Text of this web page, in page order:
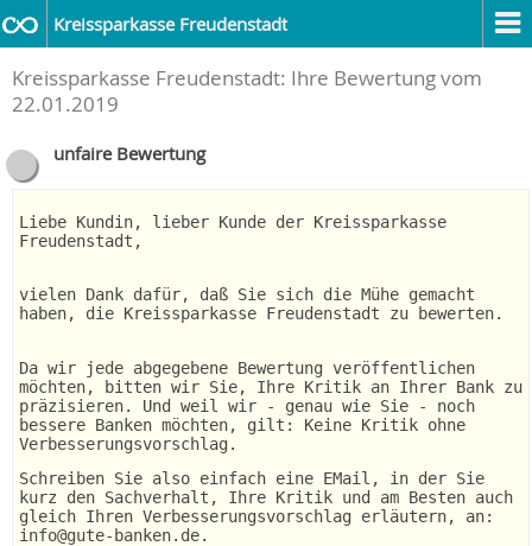
Kreissparkasse Freudenstadt
Kreissparkasse Freudenstadt: Ihre Bewertung vom
22.01.2019
unfaire Bewertung
Liebe Kundin, lieber Kunde der Kreissparkasse
Freudenstadt,
vielen Dank dafür, daß Sie sich die Mühe gemacht
haben, die Kreissparkasse Freudenstadt zu bewerten.
Da wir jede abgegebene Bewertung veröffentlichen
möchten, bitten wir Sie, Ihre Kritik an Ihrer Bank zu
präzisieren. Und weil wir - genau wie Sie - noch
bessere Banken möchten, gilt: Keine Kritik ohne
Verbesserungsvorschlag.
Schreiben Sie also einfach eine EMail, in der Sie
kurz den Sachverhalt, Ihre Kritik und am Besten auch
gleich Ihren Verbesserungsvorschlag erläutern, an:
info@gute-banken.de.